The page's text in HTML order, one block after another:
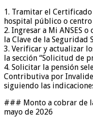
1. Tramitar el
hospital público o centro
2. Ingresar a Mi ANSES
la Clave de la Seguridad
3. Verificar y actualizar
la sección “Solicitud de
4. Solicitar la pensión
Contributiva por
siguiendo las
### Monto a cobrar de
mayo de 2026